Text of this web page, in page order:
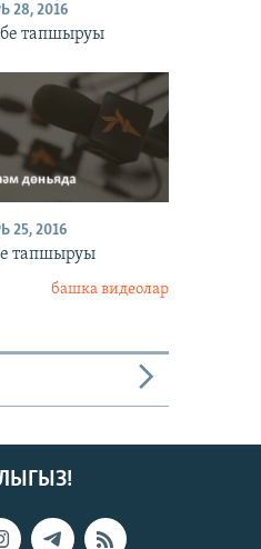
28, 2016
тапшыруы
25, 2016
тапшыруы
башка видеолар